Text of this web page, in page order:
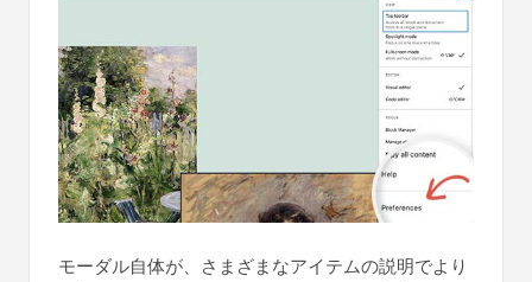
モーダル自体が、さまざまなアイテムの説明でより